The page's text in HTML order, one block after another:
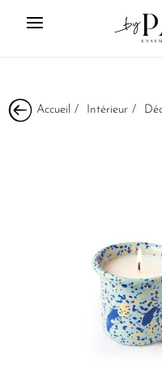
Accueil / Intérieur /